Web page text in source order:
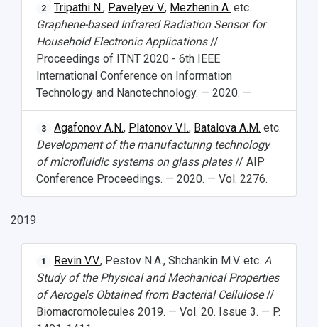
2 Tripathi N., Pavelyev V., Mezhenin A. etc.
Graphene-based Infrared Radiation Sensor for
Household Electronic Applications//
Proceedings of ITNT 2020 - 6th IEEE
International Conference on Information
Technology and Nanotechnology. — 2020. —
3 Agafonov A.N., Platonov V.I., Batalova A.M. etc.
Development of the manufacturing technology
of microfluidic systems on glass plates// AIP
Conference Proceedings. — 2020. — Vol. 2276.
2019
1 Revin V.V., Pestov N.A., Shchankin M.V. etc.A
Study of the Physical and Mechanical Properties
of Aerogels Obtained from Bacterial Cellulose//
Biomacromolecules 2019. — Vol. 20. Issue 3. — P.